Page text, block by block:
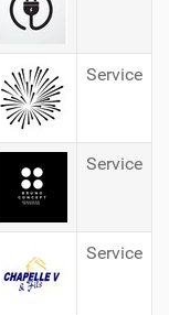
Service
Service
Service